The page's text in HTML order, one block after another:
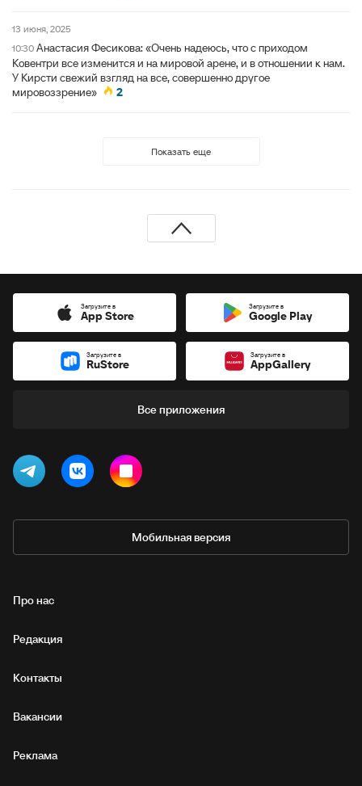
13 июня, 2025
10:30 Анастасия Фесикова: «Очень надеюсь, что с приходом
Ковентри все изменится и на мировой арене, и в отношении к нам.
У Кирсти свежий взгляд на все, совершенно другое
мировоззрение»
2
Показать еще
Загрузите в
App Store
Загрузите в
Google Play
Загрузите в
RuStore
Загрузите в
AppGallery
Все приложения
Мобильная версия
Про нас
Редакция
Контакты
Вакансии
Реклама